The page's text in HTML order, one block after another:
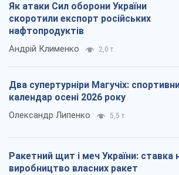
Як атаки Сил оборони України
скоротили експорт російських
нафтопродуктів
Андрій Клименко 2,0 т.
Два супертурніри Магучіх:
календар осені 2026 року
Олександр Липенко 5,5 т.
Ракетний щит і меч України: ставка
виробництво власних ракет